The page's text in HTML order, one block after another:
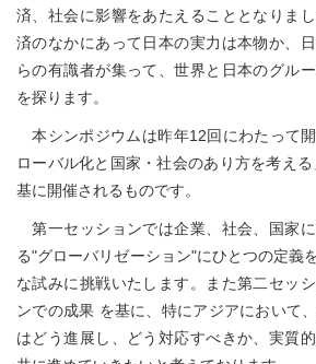
済、社会に影響をあたえることとなりま
済のなかにあって日本の実力は本物か、
らの有識者が集って、世界と日本のグル
を探ります。
本シンポジウムは昨年12回にわたって
ローバル化と国家・社会のあり方を考え
基に開催されるものです。
第一セッションでは企業、社会、国家
る"グローバリゼーション"にひとつの定義
な試みに挑戦いたします。また第二セッ
ンでの成果 を基に、特にアジアにおいて
はどう進展し、どう対応すべきか、実質